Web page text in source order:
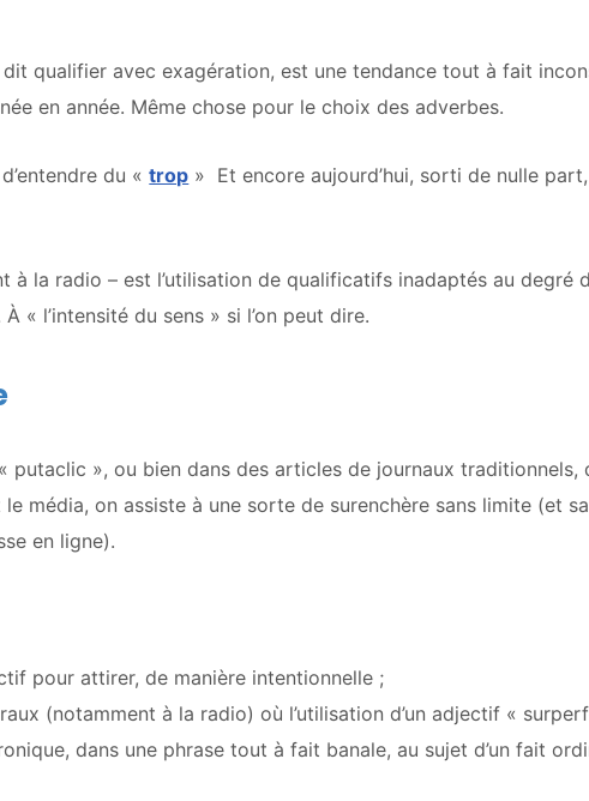
qualifier avec exagération, est une tendance tout à fait
en année. Même chose pour le choix des adverbes.
du «trop » Et encore aujourd’hui, sorti de nulle
à la radio – est l’utilisation de qualificatifs inadaptés au degré
« l’intensité du sens » si l’on peut dire.
», ou bien dans des articles de journaux traditionnels,
média, on assiste à une sorte de surenchère sans limite (et
en ligne).
pour attirer, de manière intentionnelle ;
(notamment à la radio) où l’utilisation d’un adjectif «
dans une phrase tout à fait banale, au sujet d’un fait